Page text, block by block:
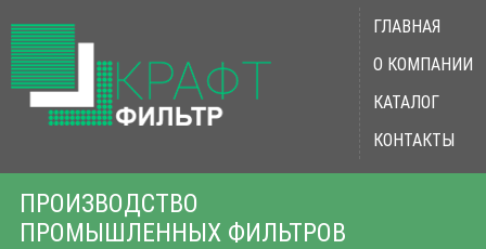
ПРОИЗВОДСТВО
ПРОМЫШЛЕННЫХ ФИЛЬТРОВ
ГЛАВНАЯ
О КОМПАНИИ
КАТАЛОГ
КОНТАКТЫ